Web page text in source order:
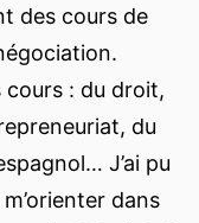
des cours de
cours : du droit,
du
J’ai pu
dans